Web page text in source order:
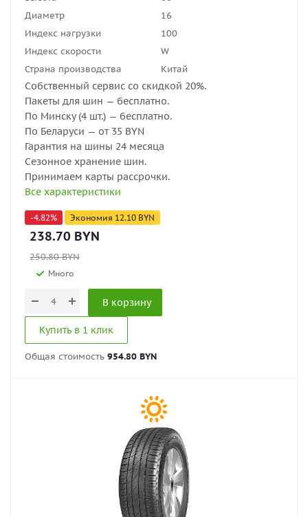
Диаметр
16
Индекс нагрузки
100
Индекс скорости
W
Страна производства
Китай
Собственный сервис со скидкой 20%.
Пакеты для шин — бесплатно.
По Минску (4 шт.) — бесплатно.
По Беларуси — от 35 BYN
Гарантия на шины 24 месяца
Сезонное хранение шин.
Принимаем карты рассрочки.
Все характеристики
-4.82% Экономия 12.10 BYN
238.70 BYN
250.80BYN
Много
В корзину
Купить в 1 клик
Общая стоимость 954.80 BYN